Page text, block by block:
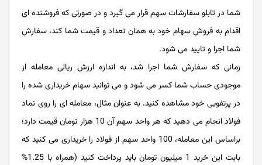
شما در تابلو سفارشات سهم قرار می گیرد و در صورتی که فروشنده ای
اقدام به فروش سهام خود به همان تعداد و قیمت شما کند، سفارش
شما اجرا و تایید می شود.
زمانی که سفارش شما اجرا شد، به اندازه ارزش ریالی معامله از
موجودی حساب شما کسر می شود و می توانید سهام خریداری شده را
در پرتفویی خود مشاهده کنید. به عنوان مثال، معامله ای را روی نماد
فولاد انجام می دهید که هر واحد سهم آن 10 هزار تومان قیمت دارد؛
براساس این معامله، 100 واحد سهم از فولاد را خریداری می کنید که
بابت این خرید 1 میلیون تومان باید پرداخت کنید (همراه با 1.25%